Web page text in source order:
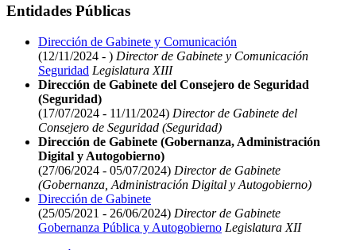
Entidades Públicas
Dirección de Gabinete y Comunicación
(12/11/2024 - ) Director de Gabinete y Comunicación
Seguridad Legislatura XIII
Dirección de Gabinete del Consejero de Seguridad
(Seguridad)
(17/07/2024 - 11/11/2024) Director de Gabinete del
Consejero de Seguridad (Seguridad)
Dirección de Gabinete (Gobernanza, Administración
Digital y Autogobierno)
(27/06/2024 - 05/07/2024) Director de Gabinete
(Gobernanza, Administración Digital y Autogobierno)
Dirección de Gabinete
(25/05/2021 - 26/06/2024) Director de Gabinete
Gobernanza Pública y Autogobierno Legislatura XII